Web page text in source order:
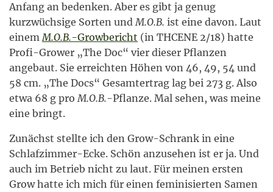
Anfang an bedenken. Aber es gibt ja genug
kurzwüchsige Sorten undM.O.B. ist eine davon. Laut
einemM.O.B.-Growbericht (in THCENE 2/18) hatte
Profi-Grower „The Doc“ vier dieser Pflanzen
angebaut. Sie erreichten Höhen von 46, 49, 54 und
58 cm. „The Docs“ Gesamtertrag lag bei 273 g. Also
etwa 68 g proM.O.B.-Pflanze. Mal sehen, was meine
eine bringt.
Zunächst stellte ich den Grow-Schrank in eine
Schlafzimmer-Ecke. Schön anzusehen ist er ja. Und
auch im Betrieb nicht zu laut. Für meinen ersten
Grow hatte ich mich für einen feminisierten Samen